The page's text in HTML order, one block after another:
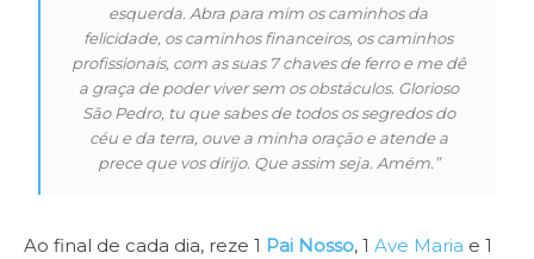
esquerda. Abra para mim os caminhos da
felicidade, os caminhos financeiros, os caminhos
profissionais, com as suas 7 chaves de ferro e me dê
a graça de poder viver sem os obstáculos. Glorioso
São Pedro, tu que sabes de todos os segredos do
céu e da terra, ouve a minha oração e atende a
prece que vos dirijo. Que assim seja. Amém.”
Ao final de cada dia, reze 1 Pai Nosso, 1 Ave Maria e 1